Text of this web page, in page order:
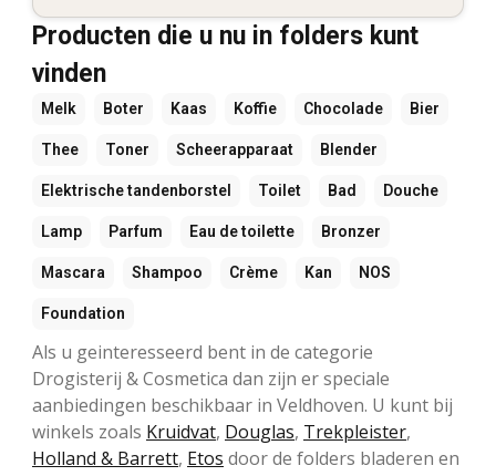
Producten die u nu in folders kunt
vinden
Melk Boter Kaas Koffie Chocolade Bier
Thee Toner Scheerapparaat Blender
Elektrische tandenborstel Toilet Bad Douche
Lamp Parfum Eau de toilette Bronzer
Mascara Shampoo Crème Kan NOS
Foundation
Als u geinteresseerd bent in de categorie
Drogisterij & Cosmetica dan zijn er speciale
aanbiedingen beschikbaar in Veldhoven. U kunt bij
winkels zoals Kruidvat, Douglas, Trekpleister,
Holland & Barrett, Etos door de folders bladeren en